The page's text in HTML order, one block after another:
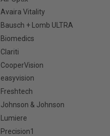
Avaira Vitality
Bausch + Lomb ULTRA
Biomedics
Clariti
CooperVision
easyvision
Freshtech
Johnson & Johnson
Lumiere
Precision1